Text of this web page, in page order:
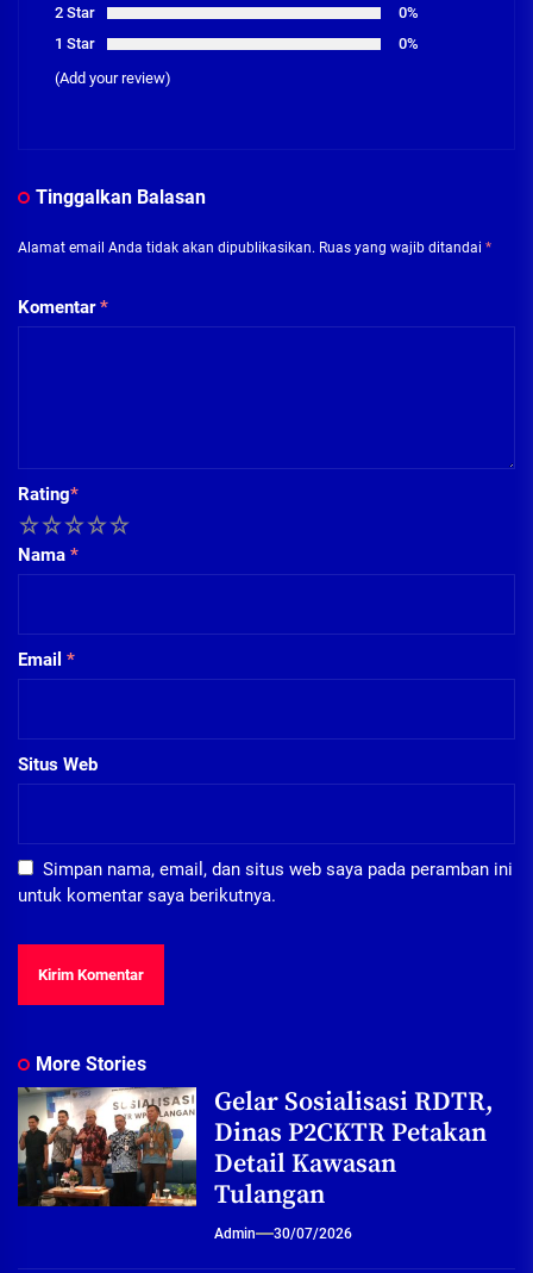
2 Star
0%
1 Star
0%
(Add your review)
Tinggalkan Balasan
Alamat email Anda tidak akan dipublikasikan. Ruas yang wajib ditandai *
Komentar*
Rating*
5
4
3
2
Nama *
Email *
Situs Web
Simpan nama, email, dan situs web saya pada peramban ini
untuk komentar saya berikutnya.
More Stories
Gelar Sosialisasi RDTR,
Dinas P2CKTR Petakan
Detail Kawasan
Tulangan
Admin 30/07/2026